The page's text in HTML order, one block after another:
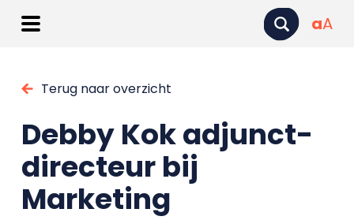
aA
Terug naar overzicht
Debby Kok adjunct-
directeur bij
Marketing